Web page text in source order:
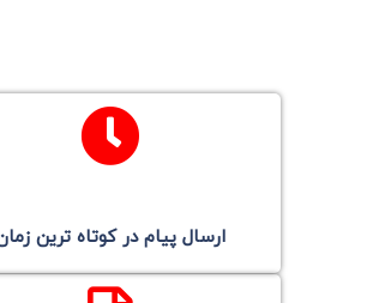
ارسال پیام در کوتاه ترین